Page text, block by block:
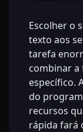
Escolher o
texto aos
tarefa
combinar
específico.
do
recursos
rápida fará